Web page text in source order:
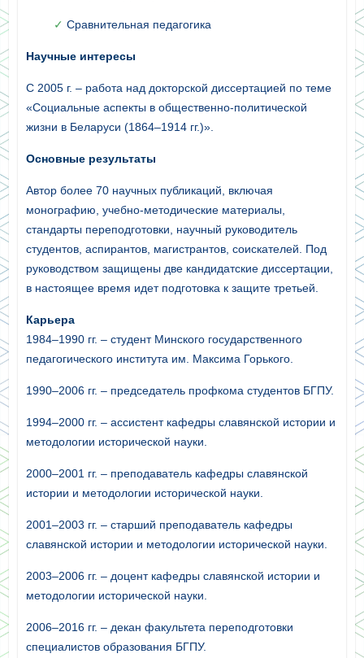
✓ Сравнительная педагогика
Научные интересы
С 2005 г. – работа над докторской диссертацией по теме
«Социальные аспекты в общественно-политической
жизни в Беларуси (1864–1914 гг.)».
Основные результаты
Автор более 70 научных публикаций, включая
монографию, учебно-методические материалы,
стандарты переподготовки, научный руководитель
студентов, аспирантов, магистрантов, соискателей. Под
руководством защищены две кандидатские диссертации,
в настоящее время идет подготовка к защите третьей.
Карьера
1984–1990 гг. – студент Минского государственного
педагогического института им. Максима Горького.
1990–2006 гг. – председатель профкома студентов БГПУ.
1994–2000 гг. – ассистент кафедры славянской истории и
методологии исторической науки.
2000–2001 гг. – преподаватель кафедры славянской
истории и методологии исторической науки.
2001–2003 гг. – старший преподаватель кафедры
славянской истории и методологии исторической науки.
2003–2006 гг. – доцент кафедры славянской истории и
методологии исторической науки.
2006–2016 гг. – декан факультета переподготовки
специалистов образования БГПУ.